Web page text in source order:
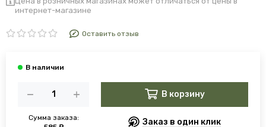
интернет-магазине
Оставить отзыв
Сумма заказа:
В корзину
Заказ в один клик